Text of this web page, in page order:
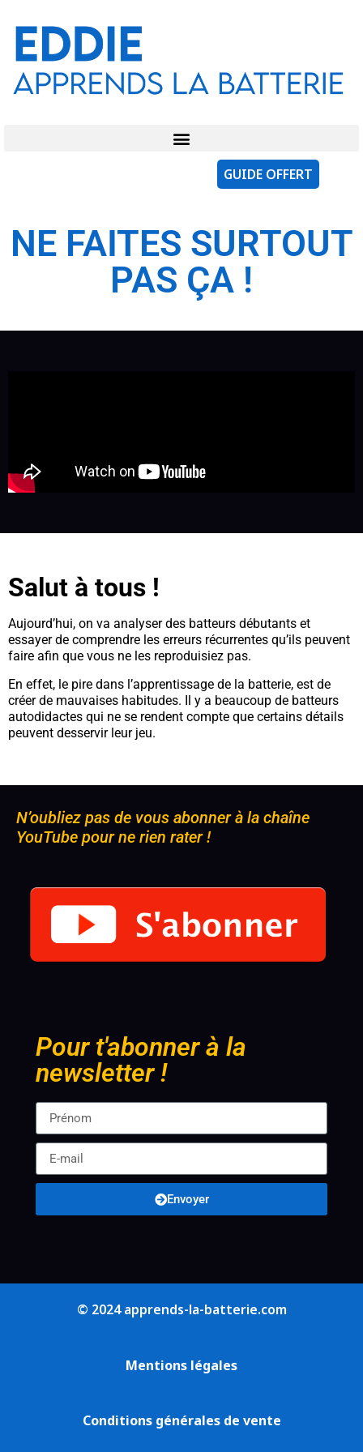
GUIDE OFFERT
NE FAITES SURTOUT
PAS ÇA !
Salut à tous !
Aujourd’hui, on va analyser des batteurs débutants et
essayer de comprendre les erreurs récurrentes qu’ils peuvent
faire afin que vous ne les reproduisiez pas.
En effet, le pire dans l’apprentissage de la batterie, est de
créer de mauvaises habitudes. Il y a beaucoup de batteurs
autodidactes qui ne se rendent compte que certains détails
peuvent desservir leur jeu.
N’oubliez pas de vous abonner à la chaîne
YouTube pour ne rien rater !
Pour t'abonner à la
newsletter !
Envoyer
© 2024 apprends-la-batterie.com
Mentions légales
Conditions générales de vente